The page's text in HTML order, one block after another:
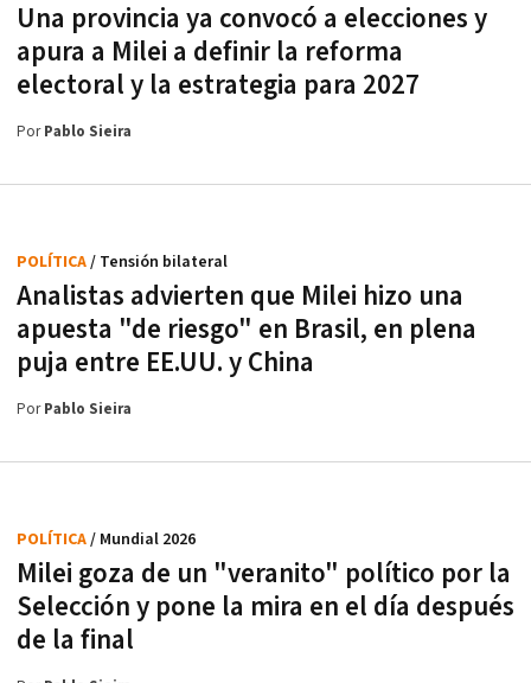
Una provincia ya convocó a elecciones y
apura a Milei a definir la reforma
electoral y la estrategia para 2027
PorPablo Sieira
Analistas advierten que Milei hizo una
apuesta "de riesgo" en Brasil, en plena
puja entre EE.UU. y China
POLÍTICA/ Tensión bilateral
PorPablo Sieira
Milei goza de un "veranito" político por la
Selección y pone la mira en el día después
de la final
POLÍTICA/ Mundial 2026